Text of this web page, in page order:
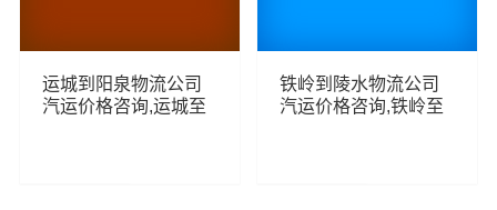
运城到阳泉物流公司
汽运价格咨询,运城至
铁岭到陵水物流公司
汽运价格咨询,铁岭至